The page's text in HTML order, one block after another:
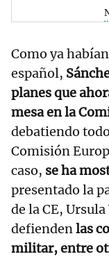
Como ya
español,
planes que
mesa en la
debatiendo
Comisión
caso, se ha
presentado la
de la CE,
defiendenlas
militar, entre